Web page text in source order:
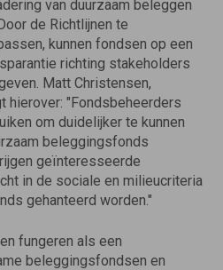
van duurzaam beleggen
de Richtlijnen te
kunnen fondsen op een
richting stakeholders
Matt Christensen,
hierover: "Fondsbeheerders
om duidelijker te kunnen
beleggingsfonds
geïnteresseerde
in de sociale en milieucriteria
gehanteerd worden."
fungeren als een
beleggingsfondsen en